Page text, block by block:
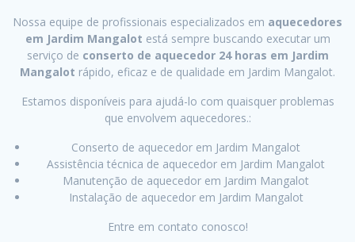
Nossa equipe de profissionais especializados em aquecedores
em Jardim Mangalot está sempre buscando executar um
serviço de conserto de aquecedor 24 horas em Jardim
Mangalot rápido, eficaz e de qualidade em Jardim Mangalot.
Estamos disponíveis para ajudá-lo com quaisquer problemas
que envolvem aquecedores.:
Conserto de aquecedor em Jardim Mangalot
Assistência técnica de aquecedor em Jardim Mangalot
Manutenção de aquecedor em Jardim Mangalot
Instalação de aquecedor em Jardim Mangalot
Entre em contato conosco!